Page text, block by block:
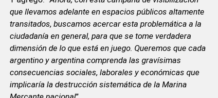
que llevamos adelante en espacios públicos altamente
transitados, buscamos acercar esta problemática a la
ciudadanía en general, para que se tome verdadera
dimensión de lo que está en juego. Queremos que cada
argentino y argentina comprenda las gravísimas
consecuencias sociales, laborales y económicas que
implicaría la destrucción sistemática de la Marina